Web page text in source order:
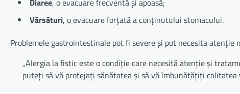
Diaree, o evacuare frecventă și apoasă;
Vărsături, o evacuare forțată a conținutului stomacului.
Problemele gastrointestinale pot fi severe și pot necesita atenție
„Alergia la fistic este o condiție care necesită atenție și
puteți să vă protejați sănătatea și să vă îmbunătățiți calitatea